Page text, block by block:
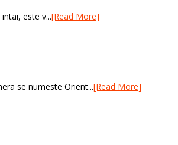
este v...[Read More]
se numeste Orient...[Read More]